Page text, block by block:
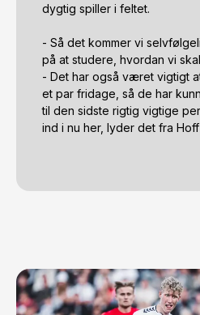
dygtig spiller i feltet.
- Så det kommer vi
på at studere, hvordan vi
- Det har også været vigtigt
et par fridage, så de har
til den sidste rigtig vigtige
ind i nu her, lyder det fra